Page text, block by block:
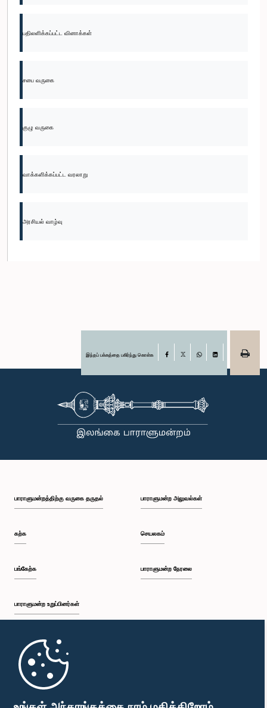
பதிலளிக்கப்பட்ட வினாக்கள்
சபை வருகை
குழு வருகை
வாக்களிக்கப்பட்ட வரலாறு
அரசியல் வாழ்வு
இந்தப் பக்கத்தை பகிர்ந்து கொள்க Facebook
பாராளுமன்றத்திற்கு வருகை தருதல்
கற்க
பங்கேற்க
பாராளுமன்ற உறுப்பினர்கள்
முதற்பக்கம்
பாராளுமன்ற அலுவல்கள்
செயலகம்
பாராளுமன்ற நேரலை
பாராளுமன்ற கையடக்க செயலி